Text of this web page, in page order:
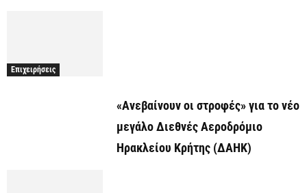
Επιχειρήσεις
«Ανεβαίνουν οι στροφές» για το νέο
μεγάλο Διεθνές Αεροδρόμιο
Ηρακλείου Κρήτης (ΔΑΗΚ)